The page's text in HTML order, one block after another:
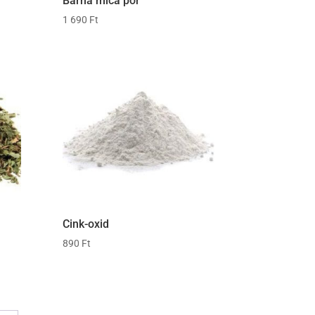
1 690 Ft
Cink-oxid
890 Ft